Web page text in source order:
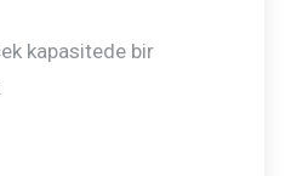
kapasitede bir